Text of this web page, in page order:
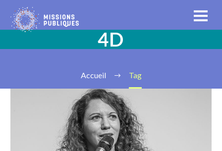
4D
Accueil Tag